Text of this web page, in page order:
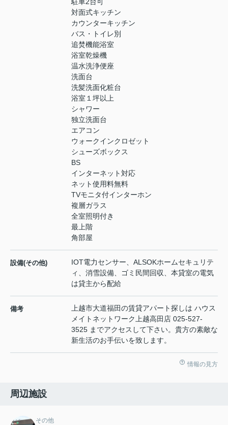
対面式キッチン
カウンターキッチン
バス・トイレ別
追焚機能浴室
浴室乾燥機
温水洗浄便座
洗面台
洗髪洗面化粧台
浴室１坪以上
シャワー
独立洗面台
エアコン
ウォークインクロゼット
シューズボックス
BS
インターネット対応
ネット使用料無料
TVモニタ付インターホン
複層ガラス
全室照明付き
最上階
角部屋
設備(その他)
IOT電力センサー、ALSOKホームセキュリテ
ィ、消雪設備、ゴミ民間回収、本貸室の電気
は貸主から配給
備考
上越市大道福田の賃貸アパート探しは ハウス
メイトネットワーク上越高田店 025-527-
3525 までアクセスして下さい。貴方の素敵な
新生活のお手伝いを致します。
情報の見方
周辺施設
その他